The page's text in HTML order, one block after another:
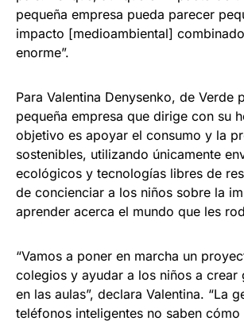
pequeña empresa pueda parecer
impacto [medioambiental]
enorme”.
Para Valentina Denysenko, de Verde
pequeña empresa que dirige con su
objetivo es apoyar el consumo y la
sostenibles, utilizando únicamente
ecológicos y tecnologías libres de
de concienciar a los niños sobre la
aprender acerca el mundo que les
“Vamos a poner en marcha un
colegios y ayudar a los niños a crear
en las aulas”, declara Valentina. “La
teléfonos inteligentes no saben cómo